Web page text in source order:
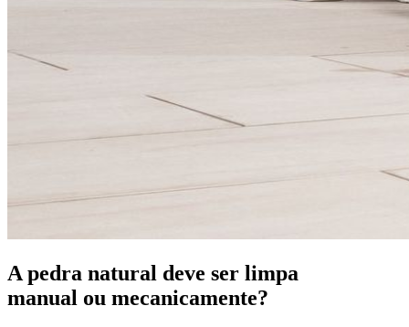
A pedra natural deve ser limpa
manual ou mecanicamente?